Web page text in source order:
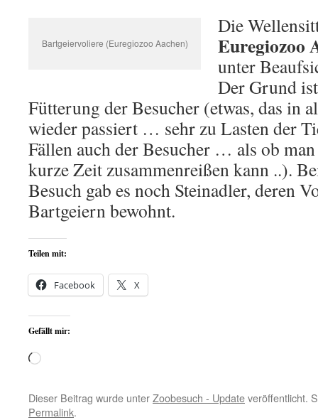
Bartgeiervoliere (Euregiozoo Aachen)
Die
Euregiozoo
unter
Der Grund
Fütterung der Besucher (etwas, das in
wieder passiert … sehr zu Lasten der
Fällen auch der Besucher … als ob
kurze Zeit zusammenreißen kann ..).
Besuch gab es noch Steinadler, deren
Bartgeiern bewohnt.
Teilen mit:
Facebook X
Gefällt mir:
Wird
Dieser Beitrag wurde unterZoobesuch - Updateveröffentlicht.
Permalink.